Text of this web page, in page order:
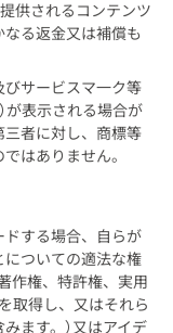
供されるコンテンツ
る返金又は補償も
びサービスマ一ク等
が表示される場合が
者に対し、商標等
はありません。
する場合、自らが
ついての適法な権
作権、特許権、実用
取得し、又はそれら
ます。）又はアイデ